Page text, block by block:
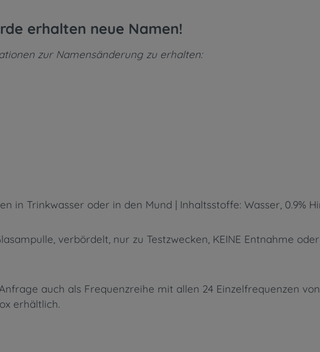
erhalten neue Namen!
zur Namensänderung zu erhalten:
in Trinkwasser oder in den Mund | Inhaltsstoffe: Wasser, 0.9%
verbördelt, nur zu Testzwecken, KEINE Entnahme
auch als Frequenzreihe mit allen 24 Einzelfrequenzen
erhältlich.